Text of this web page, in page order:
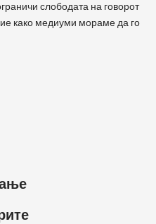
слободата на говорот
како медиуми мораме да го